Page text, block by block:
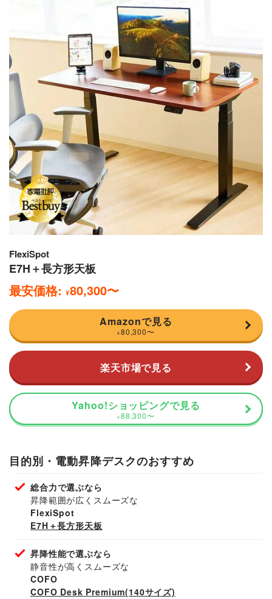
FlexiSpot
E7H＋長方形天板
最安価格: ¥80,300〜
Amazonで見る
¥ 80,300〜
楽天市場で見る
Yahoo!ショッピングで見る
¥ 88,300〜
目的別・電動昇降デスクのおすすめ
総合力で選ぶなら
昇降範囲が広くスムーズな
FlexiSpot
E7H＋長方形天板
昇降性能で選ぶなら
静音性が高くスムーズな
COFO
COFO Desk Premium(140サイズ)